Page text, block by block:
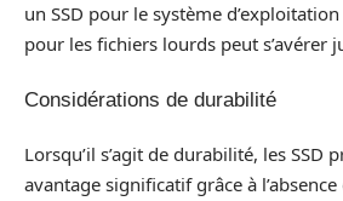
un SSD pour le système
pour les fichiers lourds peut s’avérer
Considérations de durabilité
Lorsqu’il s’agit de durabilité, les SSD
avantage significatif grâce à